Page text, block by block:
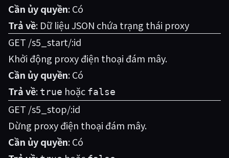
Cần ủy quyền: Có
Trả về: Dữ liệu JSON chứa trạng thái proxy
GET /s5_start/:id
Khởi động proxy điện thoại đám mây.
Cần ủy quyền: Có
Trả về: true hoặc false
GET /s5_stop/:id
Dừng proxy điện thoại đám mây.
Cần ủy quyền: Có